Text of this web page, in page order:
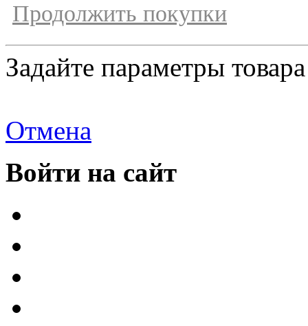
Продолжить покупки
Задайте параметры товара
Отмена
Войти на сайт